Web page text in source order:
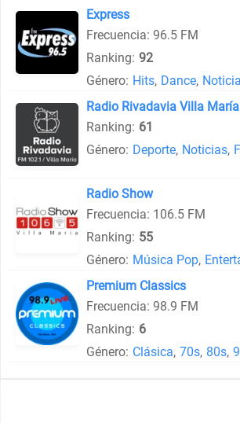
Express
Frecuencia: 96.5 FM
Ranking: 92
Género: Hits, Dance,
Radio Rivadavia Villa
Ranking: 61
Género: Deporte, Noticias,
Radio Show
Frecuencia: 106.5 FM
Ranking: 55
Género: Música Pop,
Premium Classics
Frecuencia: 98.9 FM
Ranking: 6
Género: Clásica, 70s, 80s,